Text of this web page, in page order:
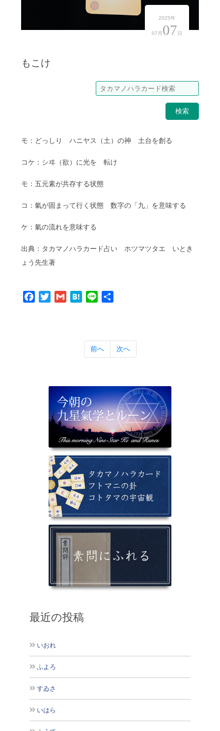
2025年
07月 07 日
もこけ
検索
モ：どっしり ハニヤス（土）の神 土台を創る
コケ：シヰ（欲）に光を 転け
モ：五元素が共存する状態
コ：氣が固まって行く状態 数字の「九」を意味する
ケ：氣の流れを意味する
出典：タカマノハラカード占い ホツマツタエ いとき
ょう先生著
Facebook
TwitterGmail Hatena
Line
前へ 次へ
最近の投稿
いおれ
ふよろ
すゐさ
いはら